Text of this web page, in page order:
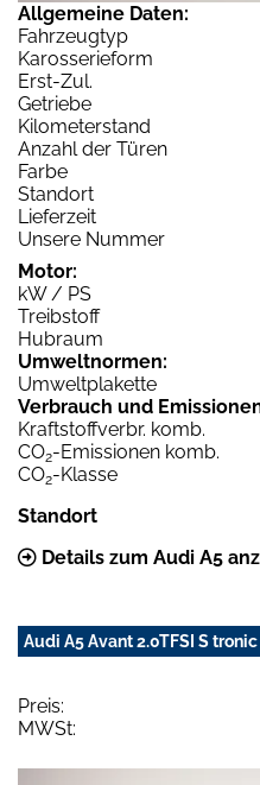
Allgemeine Daten:
Fahrzeugtyp
Karosserieform
Erst-Zul.
Getriebe
Kilometerstand
Anzahl der Türen
Farbe
Standort
Lieferzeit
Unsere Nummer
Motor:
kW / PS
Treibstoff
Hubraum
Umweltnormen:
Umweltplakette
Verbrauch und
Kraftstoffverbr. komb.
CO2-Emissionen komb.
CO2-Klasse
Standort
Details zum Audi A5
Audi A5 Avant 2.0TFSI S
Preis:
MWSt: